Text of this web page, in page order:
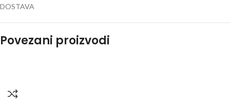
DOSTAVA
Povezani proizvodi